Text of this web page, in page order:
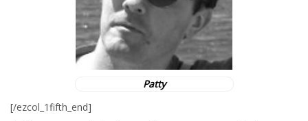
Patty
[/ezcol_1fifth_end]